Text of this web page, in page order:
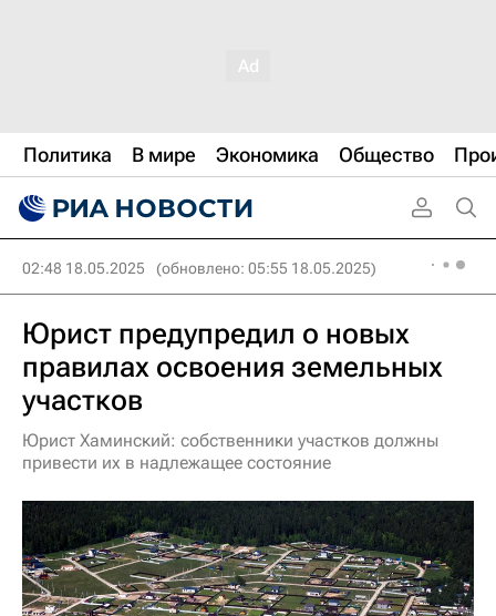
Политика В мире Экономика Общество
02:48 18.05.2025 (обновлено: 05:55 18.05.2025)
Юрист предупредил о новых
правилах освоения земельных
участков
Юрист Хаминский: собственники участков должны
привести их в надлежащее состояние